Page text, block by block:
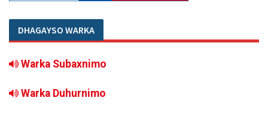
DHAGAYSO WARKA
Warka Subaxnimo
Warka Duhurnimo